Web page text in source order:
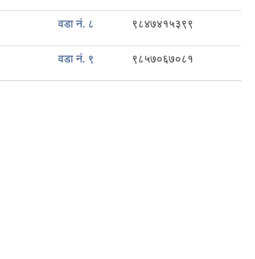
वडा नं. ८ ९८४७४१५३९९
वडा नं. ९ ९८५७०६७०८१